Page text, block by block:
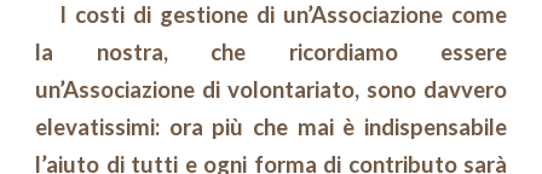
I costi di gestione di un’Associazione come
la nostra, che ricordiamo essere
un’Associazione di volontariato, sono davvero
elevatissimi: ora più che mai è indispensabile
l’aiuto di tutti e ogni forma di contributo sarà